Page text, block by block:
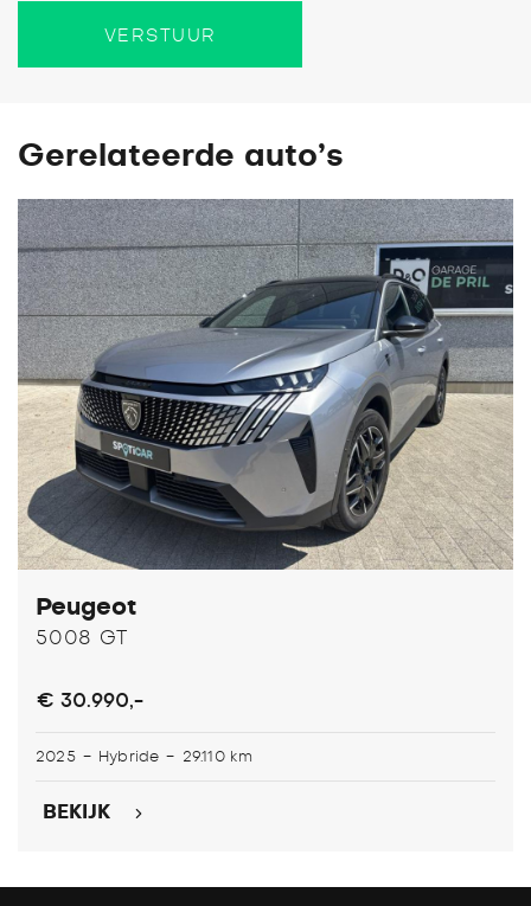
VERSTUUR
Gerelateerde auto’s
Peugeot
5008 GT
€ 30.990,-
2025 - Hybride - 29.110 km
BEKIJK